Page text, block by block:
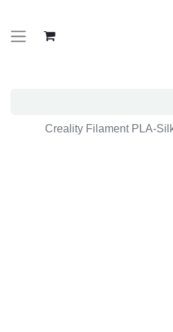
Creality Filament PLA-